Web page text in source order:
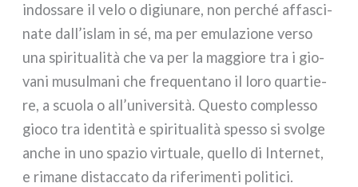
indos­sa­re il velo o digiu­na­re, non per­ché affa­sci­
na­te dall’islam in sé, ma per emu­la­zio­ne ver­so
una spi­ri­tua­li­tà che va per la mag­gio­re tra i gio­
va­ni musul­ma­ni che fre­quen­ta­no il loro quar­tie­
re, a scuo­la o all’università. Questo com­ples­so
gio­co tra iden­ti­tà e spi­ri­tua­li­tà spes­so si svol­ge
anche in uno spa­zio vir­tua­le, quel­lo di Internet,
e rima­ne distac­ca­to da rife­ri­men­ti poli­ti­ci.